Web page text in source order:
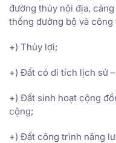
đường thủy nội địa,
thống đường bộ và
+) Thủy lợi;
+) Đất có di tích lịch sử
+) Đất sinh hoạt cộng
cộng;
+) Đất công trình năng